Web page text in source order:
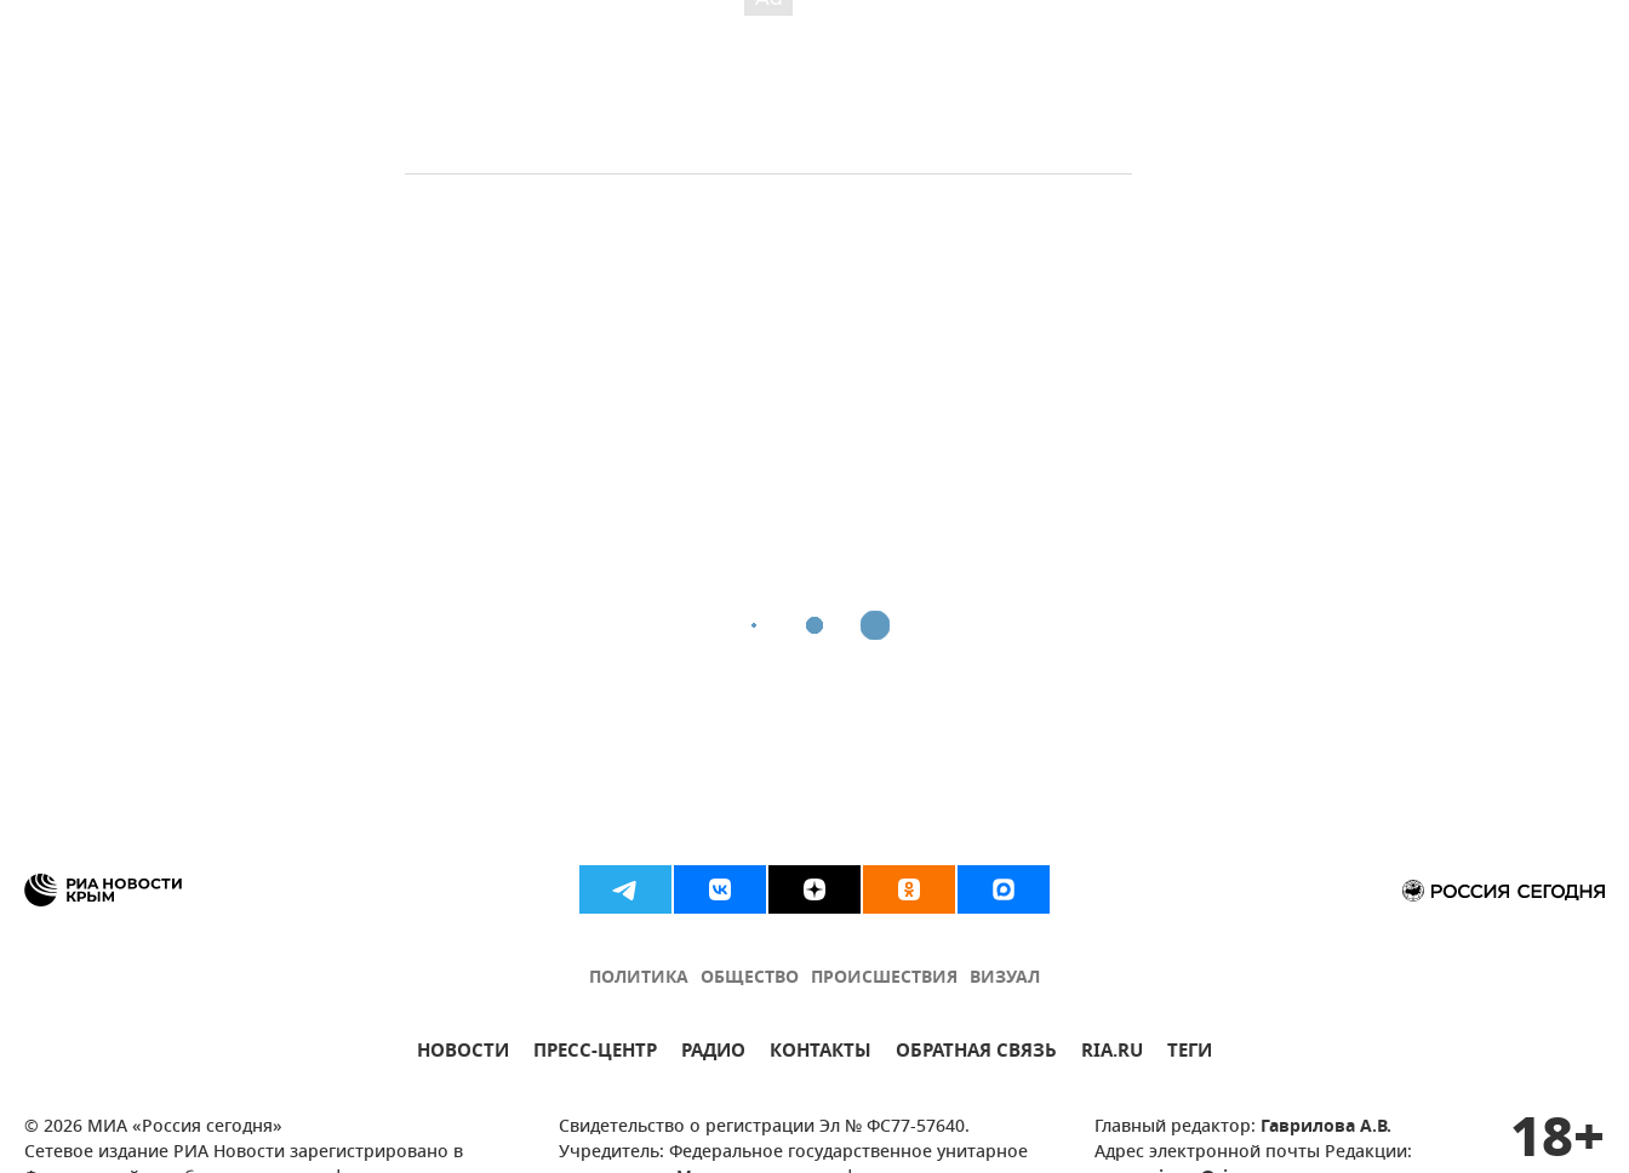
ПОЛИТИКА ОБЩЕСТВО ПРОИСШЕСТВИЯ ВИЗУАЛ
НОВОСТИ ПРЕСС-ЦЕНТР РАДИО КОНТАКТЫ ОБРАТНАЯ СВЯЗЬ RIA.RU ТЕГИ
© 2026 МИА «Россия сегодня»
Сетевое издание РИА Новости зарегистрировано в
Свидетельство о регистрации Эл № ФС77-57640.
Учредитель: Федеральное государственное унитарное
Главный редактор: Гаврилова А.В.
Адрес электронной почты Редакции:
18+